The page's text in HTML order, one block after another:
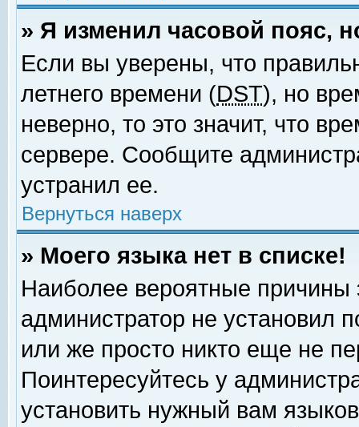
» Я изменил часовой пояс,
Если вы уверены, что
летнего времени (DST), но
неверно, то это значит, что
сервере. Сообщите
устранил ее.
Вернуться наверх
» Моего языка нет в списке!
Наиболее вероятные причины
администратор не установил
или же просто никто еще не
Поинтересуйтесь у
установить нужный вам